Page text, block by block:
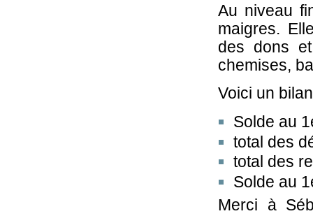
Au niveau
maigres.
des dons
chemises,
Voici un
Solde au
total des
total des
Solde au
Merci à